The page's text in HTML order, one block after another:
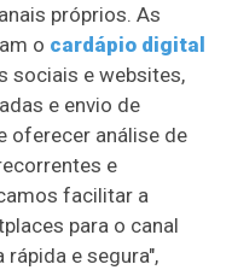
próprios. As
o cardápio digital
sociais e websites,
e envio de
oferecer análise de
e
facilitar a
para o canal
e segura",